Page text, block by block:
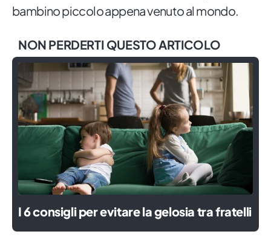
bambino piccolo appena venuto al mondo.
NON PERDERTI QUESTO ARTICOLO
I 6 consigli per evitare la gelosia tra fratelli